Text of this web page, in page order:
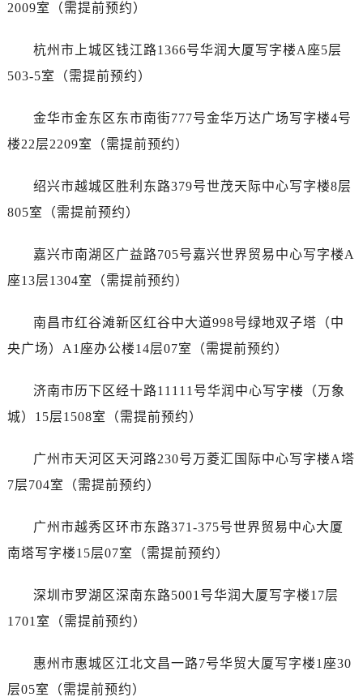
2009室（需提前预约）
杭州市上城区钱江路1366号华润大厦写字楼A座5层
503-5室（需提前预约）
金华市金东区东市南街777号金华万达广场写字楼4号
楼22层2209室（需提前预约）
绍兴市越城区胜利东路379号世茂天际中心写字楼8层
805室（需提前预约）
嘉兴市南湖区广益路705号嘉兴世界贸易中心写字楼A
座13层1304室（需提前预约）
南昌市红谷滩新区红谷中大道998号绿地双子塔（中
央广场）A1座办公楼14层07室（需提前预约）
济南市历下区经十路11111号华润中心写字楼（万象
城）15层1508室（需提前预约）
广州市天河区天河路230号万菱汇国际中心写字楼A塔
7层704室（需提前预约）
广州市越秀区环市东路371-375号世界贸易中心大厦
南塔写字楼15层07室（需提前预约）
深圳市罗湖区深南东路5001号华润大厦写字楼17层
1701室（需提前预约）
惠州市惠城区江北文昌一路7号华贸大厦写字楼1座30
层05室（需提前预约）